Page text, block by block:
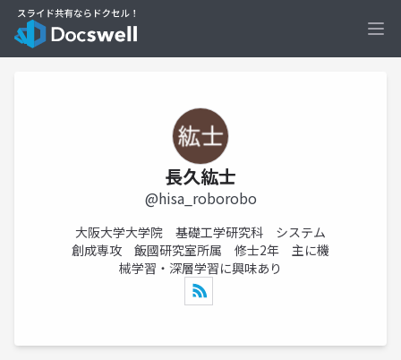
長久紘士
@hisa_roborobo
大阪大学大学院 基礎工学研究科 システム
創成専攻 飯國研究室所属 修士2年 主に機
械学習・深層学習に興味あり